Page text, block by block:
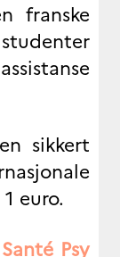
franske
sikkert
euro.
Santé Psy